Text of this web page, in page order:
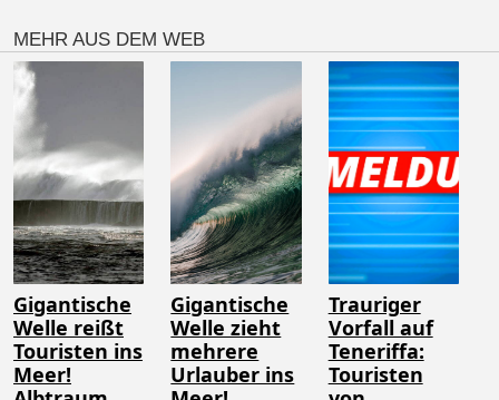
MEHR AUS DEM WEB
Gigantische
Welle reißt
Touristen ins
Meer!
Gigantische
Welle zieht
mehrere
Urlauber ins
Trauriger
Vorfall auf
Teneriffa:
Touristen